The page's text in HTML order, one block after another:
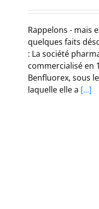
Rappelons - mais
quelques faits
: La société
commercialisé en
Benfluorex, sous
laquelle elle a [...]